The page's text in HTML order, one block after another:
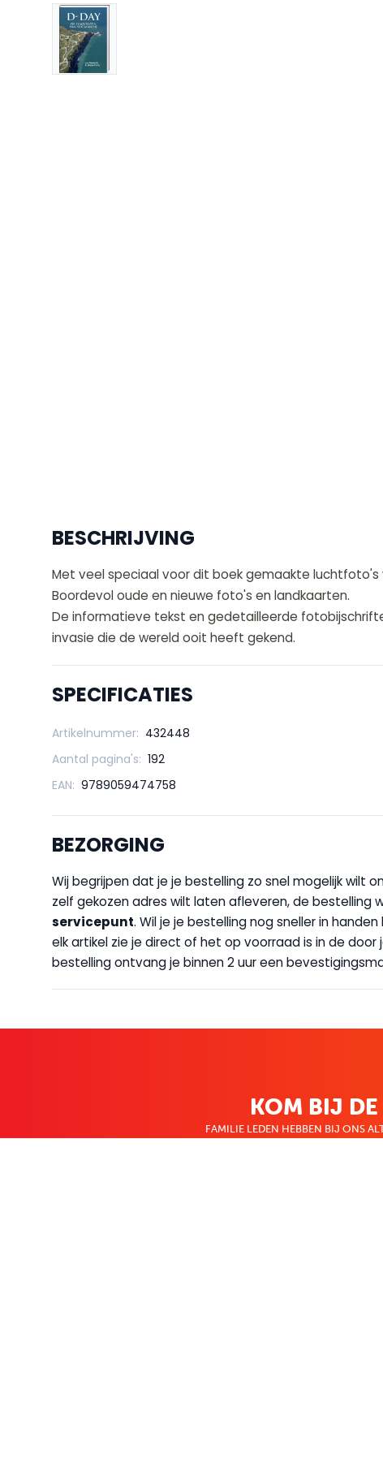
BESCHRIJVING
Met veel speciaal voor dit boek gemaakte luchtfoto's
Boordevol oude en nieuwe foto's en landkaarten.
De informatieve tekst en gedetailleerde
invasie die de wereld ooit heeft gekend.
SPECIFICATIES
Artikelnummer: 432448
Aantal pagina's: 192
EAN: 9789059474758
BEZORGING
Wij begrijpen dat je je bestelling zo snel mogelijk wilt
zelf gekozen adres wilt laten afleveren, de bestelling
servicepunt. Wil je je bestelling nog sneller in
elk artikel zie je direct of het op voorraad is in de door
bestelling ontvang je binnen 2 uur een
KOM BIJ DE
FAMILIE LEDEN HEBBEN BIJ ONS